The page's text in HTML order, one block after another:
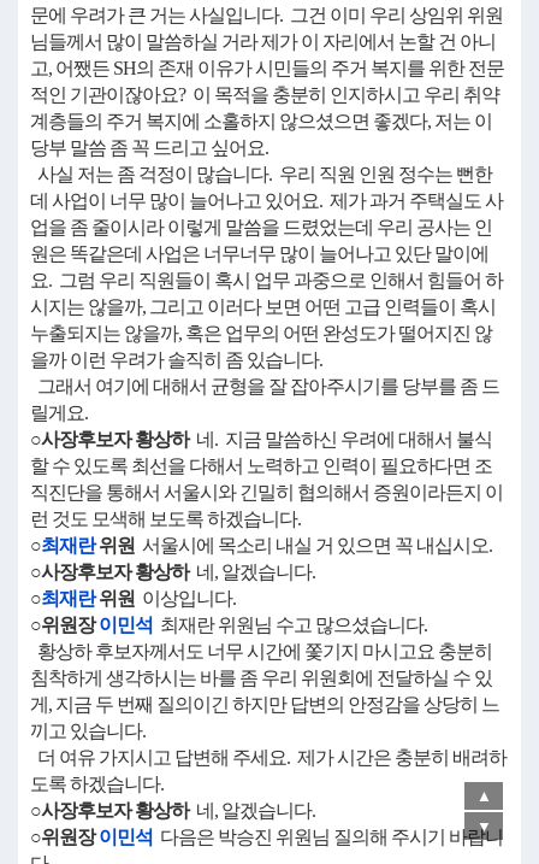
문에 우려가 큰 거는 사실입니다. 그건 이미 우리 상임위 위원
님들께서 많이 말씀하실 거라 제가 이 자리에서 논할 건 아니
고, 어쨌든 SH의 존재 이유가 시민들의 주거 복지를 위한 전문
적인 기관이잖아요? 이 목적을 충분히 인지하시고 우리 취약
계층들의 주거 복지에 소홀하지 않으셨으면 좋겠다, 저는 이
당부 말씀 좀 꼭 드리고 싶어요.
사실 저는 좀 걱정이 많습니다. 우리 직원 인원 정수는 뻔한
데 사업이 너무 많이 늘어나고 있어요. 제가 과거 주택실도 사
업을 좀 줄이시라 이렇게 말씀을 드렸었는데 우리 공사는 인
원은 똑같은데 사업은 너무너무 많이 늘어나고 있단 말이에
요. 그럼 우리 직원들이 혹시 업무 과중으로 인해서 힘들어 하
시지는 않을까, 그리고 이러다 보면 어떤 고급 인력들이 혹시
누출되지는 않을까, 혹은 업무의 어떤 완성도가 떨어지진 않
을까 이런 우려가 솔직히 좀 있습니다.
그래서 여기에 대해서 균형을 잘 잡아주시기를 당부를 좀 드
릴게요.
○사장후보자 황상하네. 지금 말씀하신 우려에 대해서 불식
할 수 있도록 최선을 다해서 노력하고 인력이 필요하다면 조
직진단을 통해서 서울시와 긴밀히 협의해서 증원이라든지 이
런 것도 모색해 보도록 하겠습니다.
○최재란위원 서울시에 목소리 내실 거 있으면 꼭 내십시오.
○사장후보자 황상하네, 알겠습니다.
○최재란위원 이상입니다.
○위원장이민석 최재란 위원님 수고 많으셨습니다.
황상하 후보자께서도 너무 시간에 쫓기지 마시고요 충분히
침착하게 생각하시는 바를 좀 우리 위원회에 전달하실 수 있
게, 지금 두 번째 질의이긴 하지만 답변의 안정감을 상당히 느
끼고 있습니다.
더 여유 가지시고 답변해 주세요. 제가 시간은 충분히 배려하
도록 하겠습니다.
○사장후보자 황상하네, 알겠습니다.
○위원장이민석 다음은 박승진 위원님 질의해 주시기 바랍니
▲
▼